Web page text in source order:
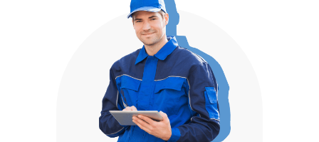
осуществляем срочный ремонт диджей
аудиотехники при наличии на складе сервисного
центра необходимых комплектующих изделий на
момент поступления устройства в ремонт.
Каковы условия гарантии на отремонтированное
изделие? Аппаратура, отремонтированная нашим
сервисным центром, обеспечивается гарантией в
пределах гарантийного срока: 3 месяца со дня